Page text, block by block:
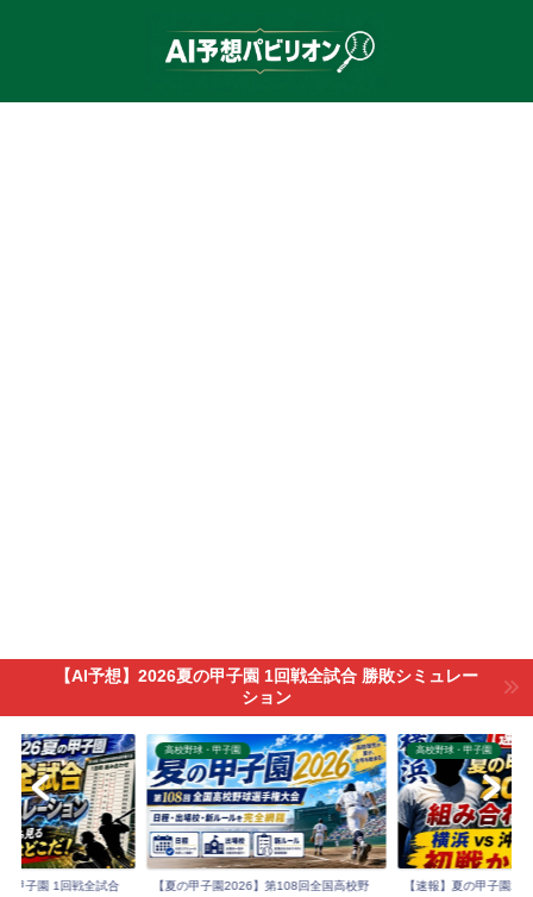
【AI予想】2026夏の甲子園 1回戦全試合 勝敗シミュレー
ション
甲子園 1回戦全試合
高校野球・甲子園
【夏の甲子園2026】第108回全国高校野
高校野球・甲子園
【速報】夏の甲子園